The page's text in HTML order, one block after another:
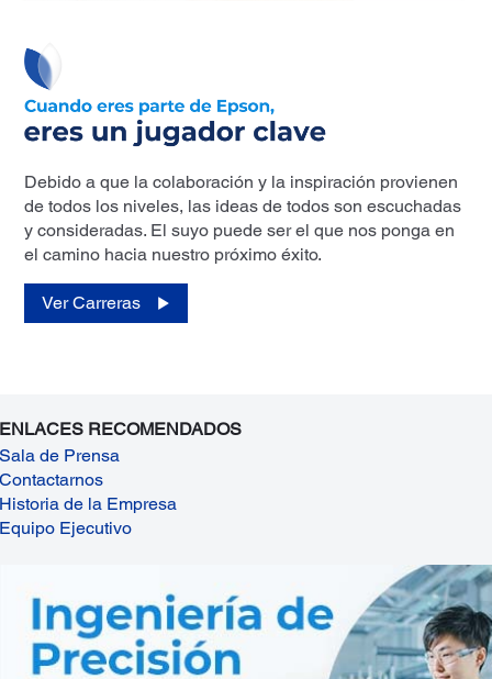
Debido a que la colaboración y la inspiración provienen
de todos los niveles, las ideas de todos son escuchadas
y consideradas. El suyo puede ser el que nos ponga en
el camino hacia nuestro próximo éxito.
Ver Carreras
ENLACES RECOMENDADOS
Sala de Prensa
Contactarnos
Historia de la Empresa
Equipo Ejecutivo